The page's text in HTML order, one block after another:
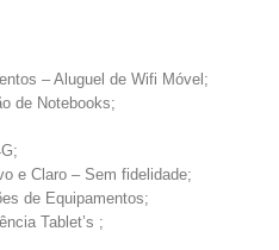
– Aluguel de Wifi Móvel;
de Notebooks;
e Claro – Sem fidelidade;
de Equipamentos;
Tablet’s ;